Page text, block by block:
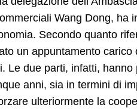
Wang Dong, ha
Secondo quanto
un appuntamento
Le due parti, infatti,
anni, sia in termini di
ulteriormente la